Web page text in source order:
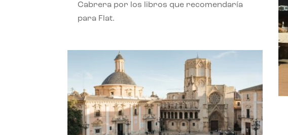
Cabrera por los libros que recomendaría
para Flat.